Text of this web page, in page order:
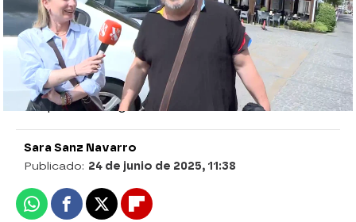
casa de la que tuvo que marcharse
El bailaor, tras abandonar la vivienda de El Álamo
por acusaciones de 'inquiokupa', ha sido
localizado residiendo a escasos metros del lugar,
aunque él lo niega.
Sara Sanz Navarro
Publicado: 24 de junio de 2025, 11:38
WhatsappFacebook
X Flipboard